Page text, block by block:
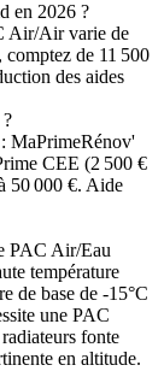
en 2026 ?
Air/Air varie de
de 11 500
des aides
MaPrimeRénov'
CEE (2 500 €
50 000 €. Aide
PAC Air/Eau
température
de base de -15°C
une PAC
fonte
en altitude.